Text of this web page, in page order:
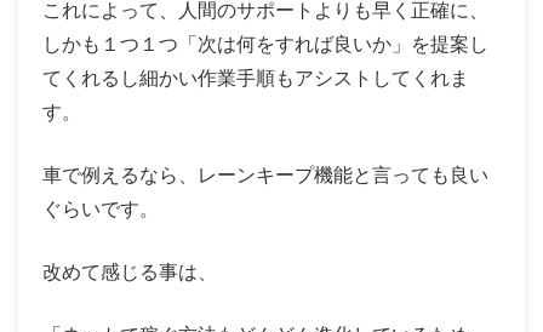
これによって、人間のサポートよりも早く正確に、
しかも１つ１つ「次は何をすれば良いか」を提案し
てくれるし細かい作業手順もアシストしてくれま
す。
車で例えるなら、レーンキープ機能と言っても良い
ぐらいです。
改めて感じる事は、